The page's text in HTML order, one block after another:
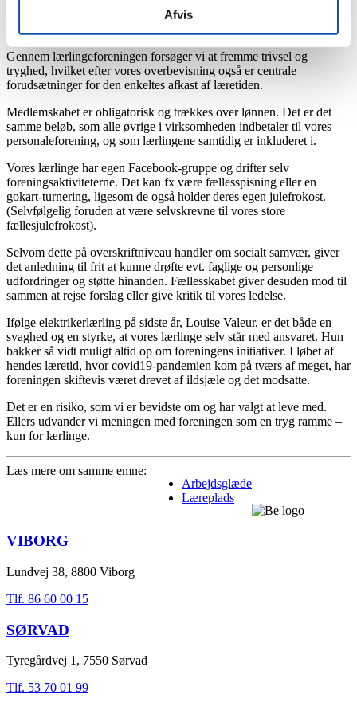
Afvis
måske også den yngste, hvorfor vores lærlingeforening har sin
berettigelse.
Gennem lærlingeforeningen forsøger vi at fremme trivsel og
tryghed, hvilket efter vores overbevisning også er centrale
forudsætninger for den enkeltes afkast af læretiden.
Medlemskabet er obligatorisk og trækkes over lønnen. Det er det
samme beløb, som alle øvrige i virksomheden indbetaler til vores
personaleforening, og som lærlingene samtidig er inkluderet i.
Vores lærlinge har egen Facebook-gruppe og drifter selv
foreningsaktiviteterne. Det kan fx være fællesspisning eller en
gokart-turnering, ligesom de også holder deres egen julefrokost.
(Selvfølgelig foruden at være selvskrevne til vores store
fællesjulefrokost).
Selvom dette på overskriftniveau handler om socialt samvær, giver
det anledning til frit at kunne drøfte evt. faglige og personlige
udfordringer og støtte hinanden. Fællesskabet giver desuden mod til
sammen at rejse forslag eller give kritik til vores ledelse.
Ifølge elektrikerlærling på sidste år, Louise Valeur, er det både en
svaghed og en styrke, at vores lærlinge selv står med ansvaret. Hun
bakker så vidt muligt altid op om foreningens initiativer. I løbet af
hendes læretid, hvor covid19-pandemien kom på tværs af meget, har
foreningen skiftevis været drevet af ildsjæle og det modsatte.
Det er en risiko, som vi er bevidste om og har valgt at leve med.
Ellers udvander vi meningen med foreningen som en tryg ramme –
kun for lærlinge.
Læs mere om samme emne:
Arbejdsglæde
Læreplads
VIBORG
Lundvej 38, 8800 Viborg
Tlf. 86 60 00 15
SØRVAD
Tyregårdvej 1, 7550 Sørvad
Tlf. 53 70 01 99